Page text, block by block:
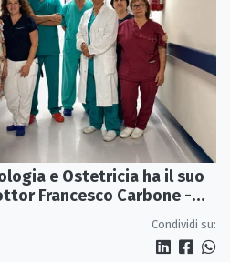
e Ostetricia ha il suo
Francesco Carbone -
Condividi su: